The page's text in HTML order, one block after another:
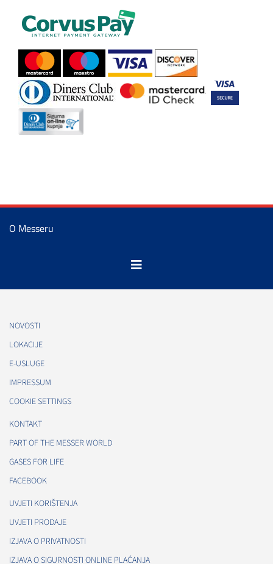
O Messeru
NOVOSTI
LOKACIJE
E-USLUGE
IMPRESSUM
COOKIE SETTINGS
KONTAKT
PART OF THE MESSER WORLD
GASES FOR LIFE
FACEBOOK
UVJETI KORIŠTENJA
UVJETI PRODAJE
IZJAVA O PRIVATNOSTI
IZJAVA O SIGURNOSTI ONLINE PLAĆANJA